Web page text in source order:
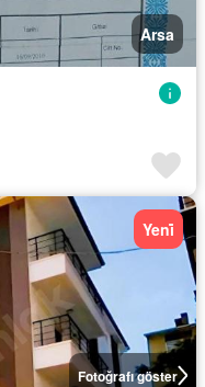
Arsa
Fotoğrafı göster
Yeni̇